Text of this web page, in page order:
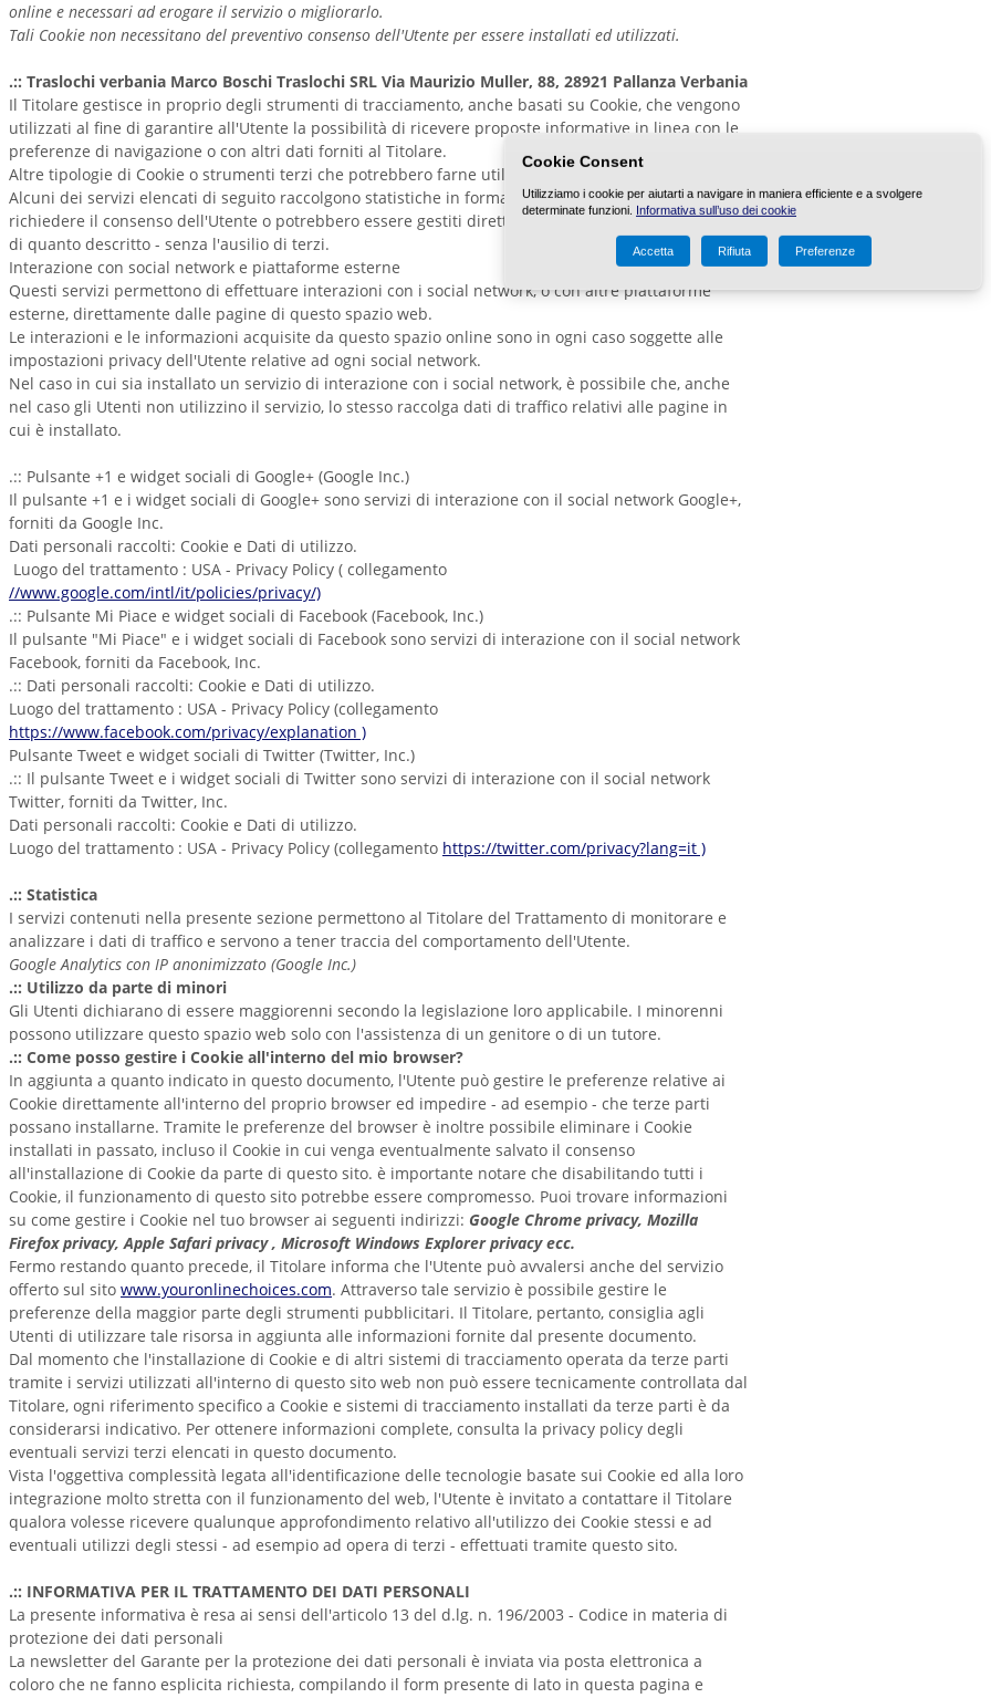
online e necessari ad erogare il servizio o migliorarlo.
Tali Cookie non necessitano del preventivo consenso dell'Utente per essere installati ed utilizzati.
.:: Traslochi verbania Marco Boschi Traslochi SRL Via Maurizio Muller, 88, 28921 Pallanza Verbania
Il Titolare gestisce in proprio degli strumenti di tracciamento, anche basati su Cookie, che vengono
utilizzati al fine di garantire all'Utente la possibilità di ricevere proposte informative in linea con le
preferenze di navigazione o con altri dati forniti al Titolare.
Altre tipologie di Cookie o strumenti terzi che potrebbero farne utilizzo.
Alcuni dei servizi elencati di seguito raccolgono statistiche in forma aggregata e potrebbero non
richiedere il consenso dell'Utente o potrebbero essere gestiti direttamente dal titolare - a seconda
di quanto descritto - senza l'ausilio di terzi.
Interazione con social network e piattaforme esterne
Questi servizi permettono di effettuare interazioni con i social network, o con altre piattaforme
esterne, direttamente dalle pagine di questo spazio web.
Le interazioni e le informazioni acquisite da questo spazio online sono in ogni caso soggette alle
impostazioni privacy dell'Utente relative ad ogni social network.
Nel caso in cui sia installato un servizio di interazione con i social network, è possibile che, anche
nel caso gli Utenti non utilizzino il servizio, lo stesso raccolga dati di traffico relativi alle pagine in
cui è installato.
.:: Pulsante +1 e widget sociali di Google+ (Google Inc.)
Il pulsante +1 e i widget sociali di Google+ sono servizi di interazione con il social network Google+,
forniti da Google Inc.
Dati personali raccolti: Cookie e Dati di utilizzo.
Luogo del trattamento : USA - Privacy Policy ( collegamento
//www.google.com/intl/it/policies/privacy/)
.:: Pulsante Mi Piace e widget sociali di Facebook (Facebook, Inc.)
Il pulsante "Mi Piace" e i widget sociali di Facebook sono servizi di interazione con il social network
Facebook, forniti da Facebook, Inc.
.:: Dati personali raccolti: Cookie e Dati di utilizzo.
Luogo del trattamento : USA - Privacy Policy (collegamento
https://www.facebook.com/privacy/explanation )
Pulsante Tweet e widget sociali di Twitter (Twitter, Inc.)
.:: Il pulsante Tweet e i widget sociali di Twitter sono servizi di interazione con il social network
Twitter, forniti da Twitter, Inc.
Dati personali raccolti: Cookie e Dati di utilizzo.
Luogo del trattamento : USA - Privacy Policy (collegamento https://twitter.com/privacy?lang=it )
.:: Statistica
I servizi contenuti nella presente sezione permettono al Titolare del Trattamento di monitorare e
analizzare i dati di traffico e servono a tener traccia del comportamento dell'Utente.
Google Analytics con IP anonimizzato (Google Inc.)
.:: Utilizzo da parte di minori
Gli Utenti dichiarano di essere maggiorenni secondo la legislazione loro applicabile. I minorenni
possono utilizzare questo spazio web solo con l'assistenza di un genitore o di un tutore.
.:: Come posso gestire i Cookie all'interno del mio browser?
In aggiunta a quanto indicato in questo documento, l'Utente può gestire le preferenze relative ai
Cookie direttamente all'interno del proprio browser ed impedire - ad esempio - che terze parti
possano installarne. Tramite le preferenze del browser è inoltre possibile eliminare i Cookie
installati in passato, incluso il Cookie in cui venga eventualmente salvato il consenso
all'installazione di Cookie da parte di questo sito. è importante notare che disabilitando tutti i
Cookie, il funzionamento di questo sito potrebbe essere compromesso. Puoi trovare informazioni
su come gestire i Cookie nel tuo browser ai seguenti indirizzi: Google Chrome privacy, Mozilla
Firefox privacy, Apple Safari privacy , Microsoft Windows Explorer privacy ecc.
Fermo restando quanto precede, il Titolare informa che l'Utente può avvalersi anche del servizio
offerto sul sito www.youronlinechoices.com. Attraverso tale servizio è possibile gestire le
preferenze della maggior parte degli strumenti pubblicitari. Il Titolare, pertanto, consiglia agli
Utenti di utilizzare tale risorsa in aggiunta alle informazioni fornite dal presente documento.
Dal momento che l'installazione di Cookie e di altri sistemi di tracciamento operata da terze parti
tramite i servizi utilizzati all'interno di questo sito web non può essere tecnicamente controllata dal
Titolare, ogni riferimento specifico a Cookie e sistemi di tracciamento installati da terze parti è da
considerarsi indicativo. Per ottenere informazioni complete, consulta la privacy policy degli
eventuali servizi terzi elencati in questo documento.
Vista l'oggettiva complessità legata all'identificazione delle tecnologie basate sui Cookie ed alla loro
integrazione molto stretta con il funzionamento del web, l'Utente è invitato a contattare il Titolare
qualora volesse ricevere qualunque approfondimento relativo all'utilizzo dei Cookie stessi e ad
eventuali utilizzi degli stessi - ad esempio ad opera di terzi - effettuati tramite questo sito.
.:: INFORMATIVA PER IL TRATTAMENTO DEI DATI PERSONALI
La presente informativa è resa ai sensi dell'articolo 13 del d.lg. n. 196/2003 - Codice in materia di
protezione dei dati personali
La newsletter del Garante per la protezione dei dati personali è inviata via posta elettronica a
coloro che ne fanno esplicita richiesta, compilando il form presente di lato in questa pagina e
Cookie Consent
Utilizziamo i cookie per aiutarti a navigare in maniera efficiente e a svolgere
determinate funzioni. Informativa sull’uso dei cookie
Accetta Rifiuta Preferenze